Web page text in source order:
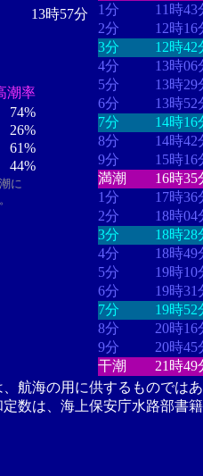
13時57分
潮率
74%
26%
61%
44%
に
1分
11時43
2分
12時16
3分
12時42
4分
13時06
5分
13時29
6分
13時52
7分
14時16
8分
14時42
9分
15時16
満潮
16時35
1分
17時36
2分
18時04
3分
18時28
4分
18時49
5分
19時10
6分
19時31
7分
19時52
8分
20時16
9分
20時45
干潮
21時49
航海の用に供するものでは
数は、海上保安庁水路部書